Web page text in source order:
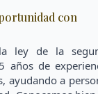
con
ley de la
años de
ayudando a